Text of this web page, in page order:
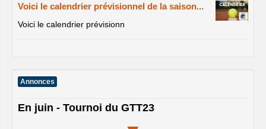
Voici le calendrier prévisionnel de la saison...
Voici le calendrier prévisionn
Annonces
En juin - Tournoi du GTT23